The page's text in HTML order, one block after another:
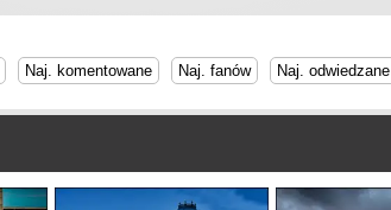
Naj. komentowane Naj. fanów Naj. odwiedzane